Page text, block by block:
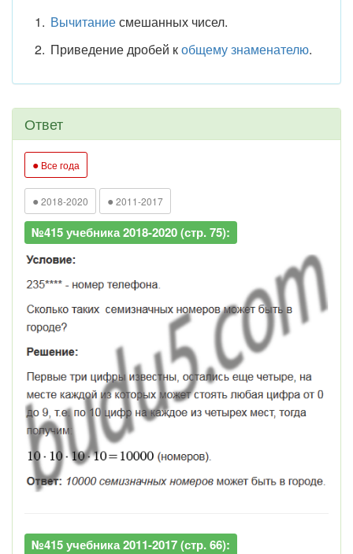
Вычитаниесмешанных чисел.
Приведение дробей кобщему знаменателю.
Ответ
● Все года
● 2018-2020 ● 2011-2017
№415 учебника 2018-2020 (стр. 75):
№415 учебника 2011-2017 (стр. 66):